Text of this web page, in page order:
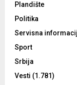
Plandište
Politika
Servisna
Sport
Srbija
Vesti (1.781)